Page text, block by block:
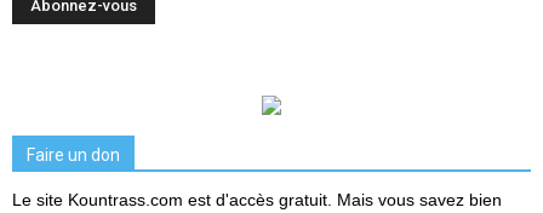
Faire un don
Le site Kountrass.com est d'accès gratuit. Mais vous savez bien